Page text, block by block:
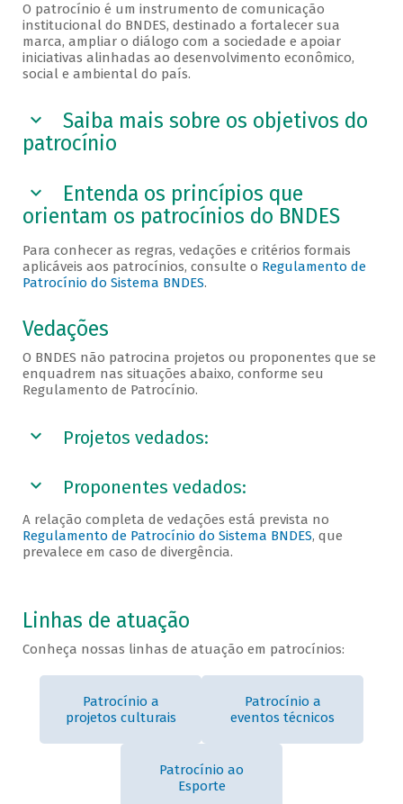
O patrocínio é um instrumento de comunicação
institucional do BNDES, destinado a fortalecer sua
marca, ampliar o diálogo com a sociedade e apoiar
iniciativas alinhadas ao desenvolvimento econômico,
social e ambiental do país.
Saiba mais sobre os objetivos do
patrocínio
Entenda os princípios que
orientam os patrocínios do BNDES
Para conhecer as regras, vedações e critérios formais
aplicáveis aos patrocínios, consulte o Regulamento de
Patrocínio do Sistema BNDES.
Vedações
O BNDES não patrocina projetos ou proponentes que se
enquadrem nas situações abaixo, conforme seu
Regulamento de Patrocínio.
Projetos vedados:
Proponentes vedados:
A relação completa de vedações está prevista no
Regulamento de Patrocínio do Sistema BNDES, que
prevalece em caso de divergência.
Linhas de atuação
Conheça nossas linhas de atuação em patrocínios:
Patrocínio a
projetos culturais
Patrocínio a
eventos técnicos
Patrocínio ao
Esporte